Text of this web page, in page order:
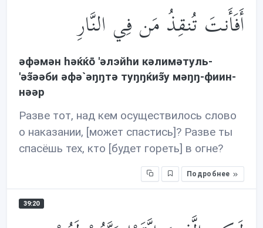
أَفَأَنتَ تُنقِذُ مَن فِي النَّارِ
əфəмəн həќќō 'əлэйhи кəлимəтуль-
'əз̃əəби əфə`əŋŋтə туŋŋќиз̃у мəŋŋ-фиин-
нəəр
Разве тот, над кем осуществилось слово
о наказании, [может спастись]? Разве ты
спасёшь тех, кто [будет гореть] в огне?
Подробнее
39:20